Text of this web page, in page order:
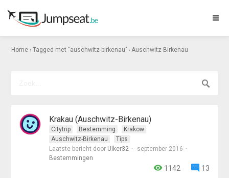
Home › Tagged met "auschwitz-birkenau" › Auschwitz-Birkenau
Krakau (Auschwitz-Birkenau)
Citytrip Bestemming
Krakow
Auschwitz-Birkenau
Tips
Laatste bericht door Ulker32
september 2016
Bestemmingen
13
1142